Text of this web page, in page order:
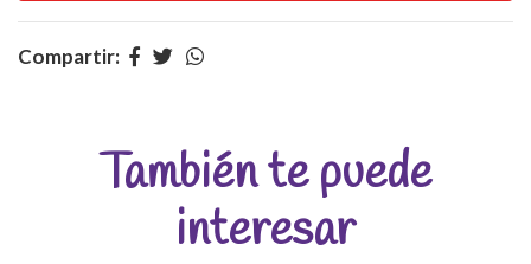
Compartir:
También te puede
interesar